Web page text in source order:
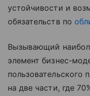
устойчивости и
обязательств по
Вызывающий
элемент бизнес-
пользовательского
на две части, где